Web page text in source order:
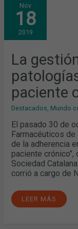
Nov
18
2019
La
paciente
Destacados, Mundo
El pasado 30 de
Farmacéuticos
de la adherencia
paciente crónico",
Sociedad
corrió a cargo de
GESTIÓN
DE
LA
ADHERENCIA
EN
PATOLOGÍAS
EN
EL
PACIENTE
CRÓNICO
LEER MÁS